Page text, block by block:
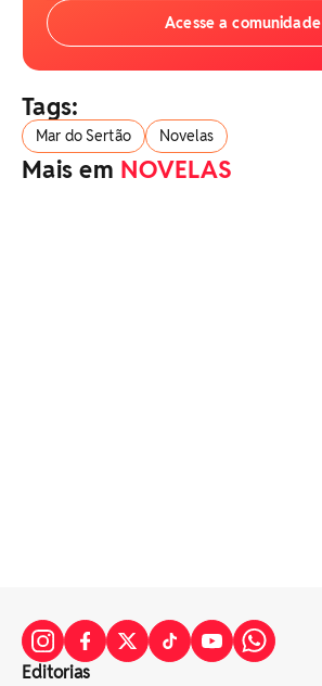
Acesse a comunidade
Tags:
Mar do Sertão Novelas
Mais em NOVELAS
Editorias